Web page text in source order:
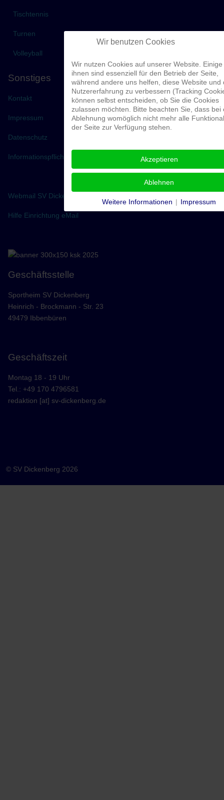
Tischtennis
Turnen
Volleyball
Sonstiges
Kontakt
Impressum
Datenschutz
Informationspflichten
Webmail SV Dickenberg
Hilfe Einrichtung eMail
Geschäftsstelle
Sportheim SV Dickenberg
Heinrich - Brockmann - Str. 23
49479 Ibbenbüren
Geschäftszeit
Montag 18 - 19 Uhr
Tel.: +49 170 4796581
redaktion [at] sv-dickenberg.de
© SV Dickenberg 2026
Wir benutzen Cookies
Wir nutzen Cookies auf unserer Website. Einige
ihnen sind essenziell für den Betrieb der Seite,
während andere uns helfen, diese Website und
Nutzererfahrung zu verbessern (Tracking
können selbst entscheiden, ob Sie die Cookies
zulassen möchten. Bitte beachten Sie, dass bei
Ablehnung womöglich nicht mehr alle
der Seite zur Verfügung stehen.
Akzeptieren
Ablehnen
Weitere Informationen | Impressum